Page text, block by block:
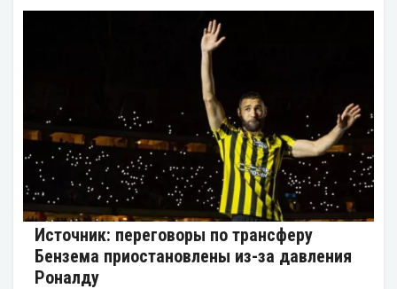
Источник: переговоры по трансферу
Бензема приостановлены из-за давления
Роналду